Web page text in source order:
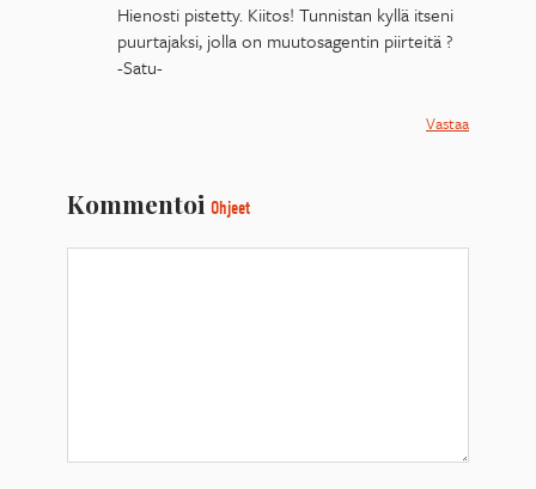
Hienosti pistetty. Kiitos! Tunnistan kyllä itseni
puurtajaksi, jolla on muutosagentin piirteitä ?
-Satu-
Vastaa
Kommentoi Ohjeet